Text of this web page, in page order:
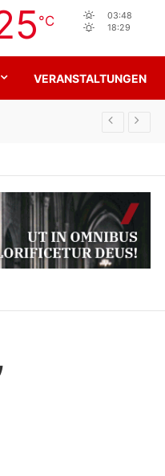
°C
03:48
18:29
VERANSTALTUNGEN